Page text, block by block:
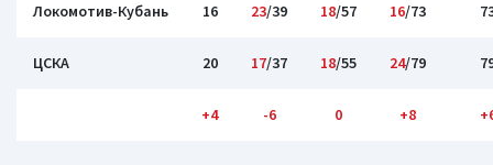
Локомотив-Кубань 16 23/39 18/57 16/73
ЦСКА 20 17/37 18/55 24/79
+4 -6 0 +8